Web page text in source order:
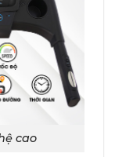
cao